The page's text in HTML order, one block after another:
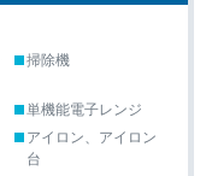
掃除機
単機能電子レンジ
アイロン、アイロン
台